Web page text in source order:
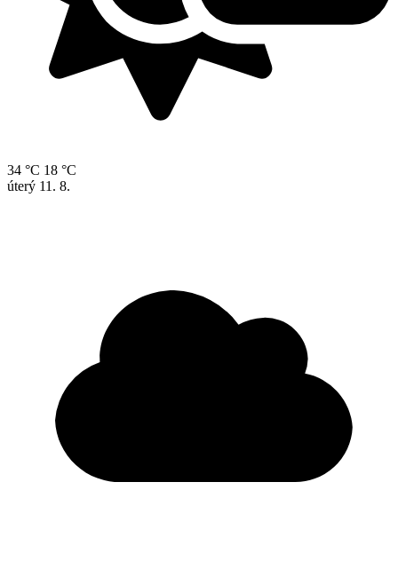
34 °C 18 °C
úterý 11. 8.